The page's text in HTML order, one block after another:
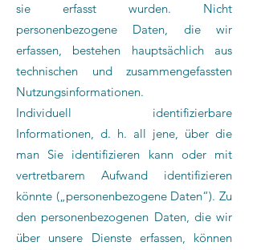
sie erfasst wurden. Nicht
personenbezogene Daten, die wir
erfassen, bestehen hauptsächlich aus
technischen und zusammengefassten
Nutzungsinformationen.
Individuell identifizierbare
Informationen, d. h. all jene, über die
man Sie identifizieren kann oder mit
vertretbarem Aufwand identifizieren
könnte („personenbezogene Daten“). Zu
den personenbezogenen Daten, die wir
über unsere Dienste erfassen, können